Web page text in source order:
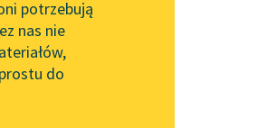
Lektur
promocyjne
potrzebują
nas nie
do